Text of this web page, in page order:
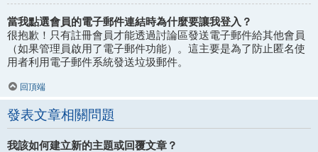
當我點選會員的電子郵件連結時為什麼要讓我登入？
很抱歉！只有註冊會員才能透過討論區發送電子郵件給其他會員
（如果管理員啟用了電子郵件功能）。這主要是為了防止匿名使
用者利用電子郵件系統發送垃圾郵件。
回頂端
發表文章相關問題
我該如何建立新的主題或回覆文章？